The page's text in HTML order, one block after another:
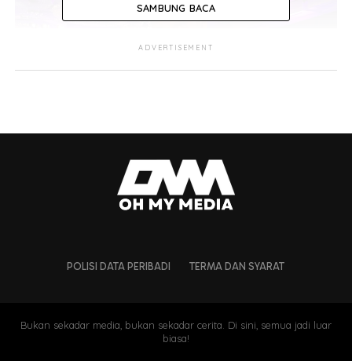
SAMBUNG BACA
ADVERTISEMENT
POLISI DATA PERIBADI TERMA DAN SYARAT
Bukan sekadar media, bukan sekadar cerita. Di sini, semua jadi luar
biasa!